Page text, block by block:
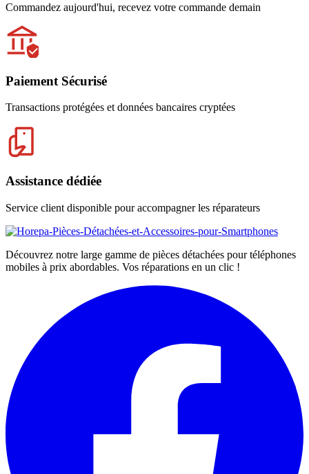
Commandez aujourd'hui, recevez votre commande demain
Paiement Sécurisé
Transactions protégées et données bancaires cryptées
Assistance dédiée
Service client disponible pour accompagner les réparateurs
Découvrez notre large gamme de pièces détachées pour téléphones
mobiles à prix abordables. Vos réparations en un clic !